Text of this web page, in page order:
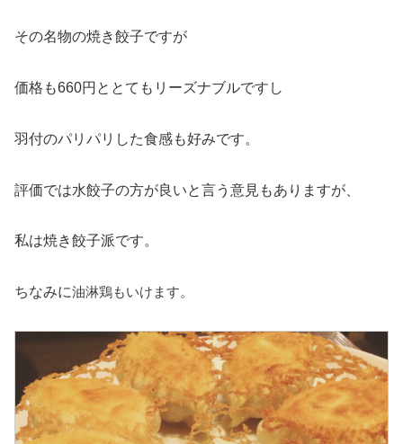
その名物の焼き餃子ですが
価格も660円ととてもリーズナブルですし
羽付のパリパリした食感も好みです。
評価では水餃子の方が良いと言う意見もありますが、
私は焼き餃子派です。
ちなみに油淋鶏もいけます。